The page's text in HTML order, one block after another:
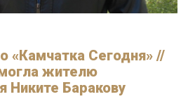
«Камчатка Сегодня» //
жителю
Никите Баракову